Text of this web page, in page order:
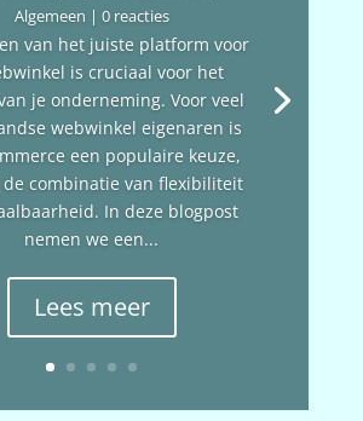
Algemeen | 0 reacties
van het juiste platform voor
is cruciaal voor het
je onderneming. Voor veel
webwinkel eigenaren is
een populaire keuze,
combinatie van flexibiliteit
In deze blogpost
nemen we een...
Lees meer